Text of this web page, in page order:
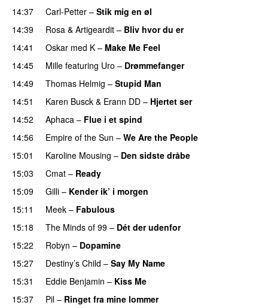
14:37
Carl-Petter – Stik mig en øl
14:39
Rosa & Artigeardit – Bliv hvor du er
14:41 Oskar med K – Make Me Feel
14:45
Mille featuring Uro – Drømmefanger
14:49
Thomas Helmig – Stupid Man
14:51
Karen Busck & Erann DD – Hjertet ser
14:52
Aphaca – Flue i et spind
14:56
Empire of the Sun – We Are the People
15:01
Karoline Mousing – Den sidste dråbe
15:03
Cmat – Ready
15:09
Gilli – Kender ik’ i morgen
15:11
Meek – Fabulous
15:18 The Minds of 99 – Dét der udenfor
15:22
Robyn – Dopamine
15:27 Destiny’s Child – Say My Name
15:31
Eddie Benjamin – Kiss Me
15:37 Pil – Ringet fra mine lommer